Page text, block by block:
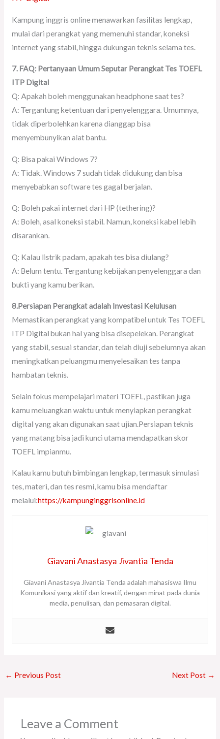
Kampung inggris online menawarkan fasilitas lengkap,
mulai dari perangkat yang memenuhi standar, koneksi
internet yang stabil, hingga dukungan teknis selama tes.
7. FAQ: Pertanyaan Umum Seputar Perangkat Tes TOEFL
ITP Digital
Q: Apakah boleh menggunakan headphone saat tes?
A: Tergantung ketentuan dari penyelenggara. Umumnya,
tidak diperbolehkan karena dianggap bisa
menyembunyikan alat bantu.
Q: Bisa pakai Windows 7?
A: Tidak. Windows 7 sudah tidak didukung dan bisa
menyebabkan software tes gagal berjalan.
Q: Boleh pakai internet dari HP (tethering)?
A: Boleh, asal koneksi stabil. Namun, koneksi kabel lebih
disarankan.
Q: Kalau listrik padam, apakah tes bisa diulang?
A: Belum tentu. Tergantung kebijakan penyelenggara dan
bukti yang kamu berikan.
8.Persiapan Perangkat adalah Investasi Kelulusan
Memastikan perangkat yang kompatibel untuk Tes TOEFL
ITP Digital bukan hal yang bisa disepelekan. Perangkat
yang stabil, sesuai standar, dan telah diuji sebelumnya akan
meningkatkan peluangmu menyelesaikan tes tanpa
hambatan teknis.
Selain fokus mempelajari materi TOEFL, pastikan juga
kamu meluangkan waktu untuk menyiapkan perangkat
digital yang akan digunakan saat ujian.Persiapan teknis
yang matang bisa jadi kunci utama mendapatkan skor
TOEFL impianmu.
Kalau kamu butuh bimbingan lengkap, termasuk simulasi
tes, materi, dan tes resmi, kamu bisa mendaftar
melalui:https://kampunginggrisonline.id
Giavani Anastasya Jivantia Tenda
Giavani Anastasya Jivantia Tenda adalah mahasiswa Ilmu
Komunikasi yang aktif dan kreatif, dengan minat pada dunia
media, penulisan, dan pemasaran digital.
← Previous Post Next Post →
Leave a Comment